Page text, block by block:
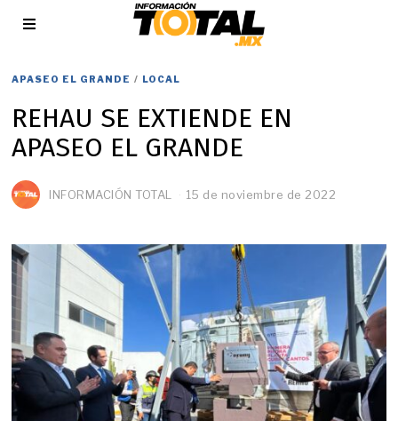
APASEO EL GRANDE / LOCAL
REHAU SE EXTIENDE EN
APASEO EL GRANDE
INFORMACIÓN TOTAL 15 de noviembre de 2022